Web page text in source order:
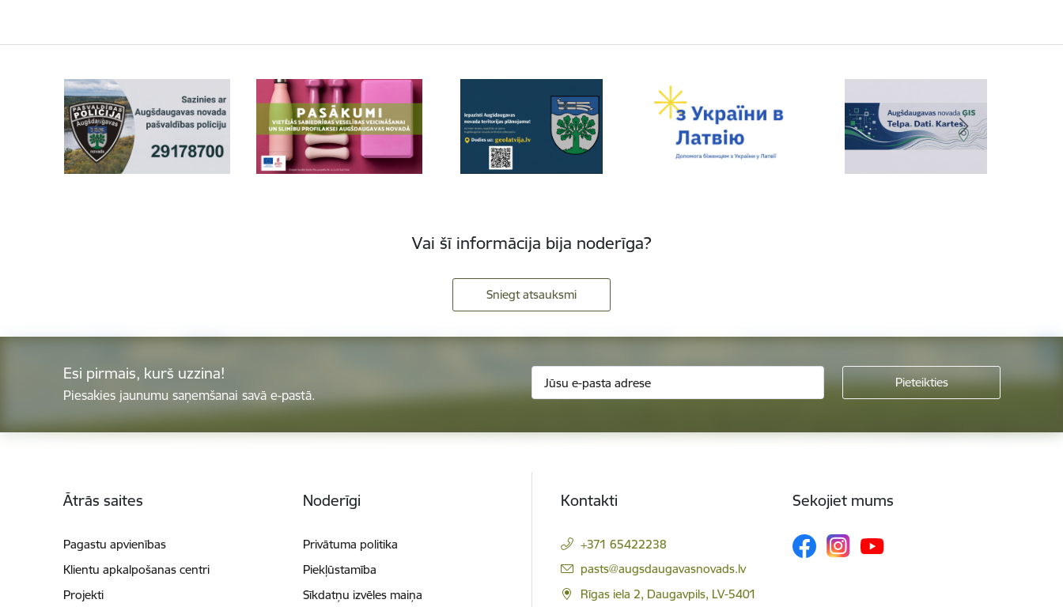
Vai šī informācija bija noderīga?
Sniegt atsauksmi
Esi pirmais, kurš uzzina!
Piesakies jaunumu saņemšanai savā e-pastā.
Ātrās saites
Pagastu apvienības
Klientu apkalpošanas centri
Projekti
Noderīgi
Privātuma politika
Piekļūstamība
Sīkdatņu izvēles maiņa
Kontakti
+371 65422238
E-pasts:
pasts@augsdaugavasnovads.lv
Rīgas iela 2, Daugavpils, LV-5401
Sekojiet mums